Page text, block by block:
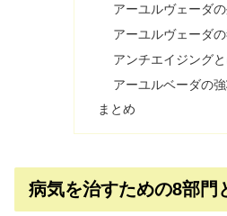
アーユルヴェーダ
アーユルヴェーダ
アンチエイジング
アーユルベーダの
まとめ
病気を治すための8部門